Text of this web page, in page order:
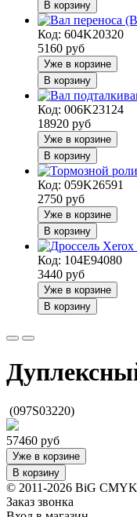
В корзину
Код: 604K20320
5160 руб
Уже в корзине
В корзину
Код: 006K23124
18920 руб
Уже в корзине
В корзину
Код: 059K26591
2750 руб
Уже в корзине
В корзину
Код: 104E94080
3440 руб
Уже в корзине
В корзину
(097S03220)
57460 руб
Уже в корзине
В корзину
© 2011-2026 BiG CMYK
Заказ звонка